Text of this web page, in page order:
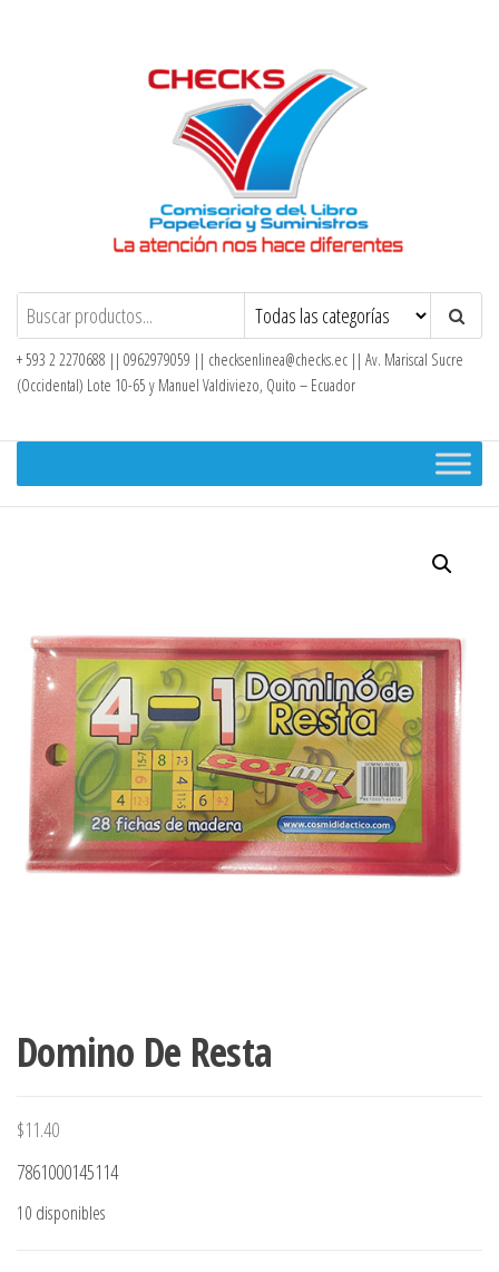
Checks – Tienda en Línea
+ 593 2 2270688 || 0962979059 || checksenlinea@checks.ec || Av. Mariscal Sucre
(Occidental) Lote 10-65 y Manuel Valdiviezo, Quito – Ecuador
Domino De Resta
$11.40
7861000145114
10 disponibles